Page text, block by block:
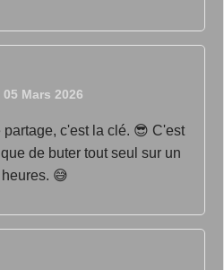
05 Mars 2026
partage, c'est la clé. 😎 C'est
de buter tout seul sur un
😅